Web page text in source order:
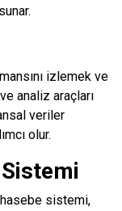
izlemek ve
analiz araçları
veriler
olur.
sistemi,